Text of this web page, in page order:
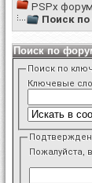
PSPx форум
Поиск
Поиск по
Поиск по
Ключевые
Пожалуйста,